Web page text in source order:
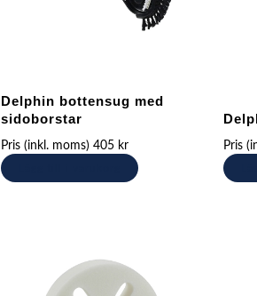
Delphin bottensug med
sidoborstar
Pris (inkl. moms) 405 kr Pris